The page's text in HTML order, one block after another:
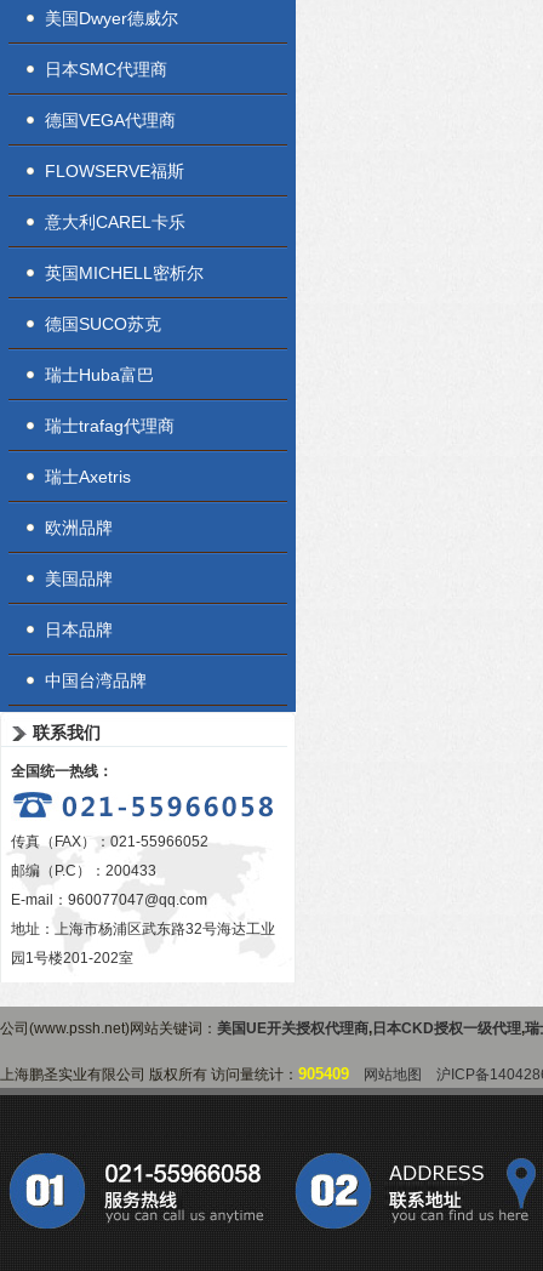
美国Dwyer德威尔
日本SMC代理商
德国VEGA代理商
FLOWSERVE福斯
意大利CAREL卡乐
英国MICHELL密析尔
德国SUCO苏克
瑞士Huba富巴
瑞士trafag代理商
瑞士Axetris
欧洲品牌
美国品牌
日本品牌
中国台湾品牌
联系我们
全国统一热线：
传真（FAX）：021-55966052
邮编（P.C）：200433
E-mail： 960077047@qq.com
地址：上海市杨浦区武东路32号海达工业
园1号楼201-202室
公司(www.pssh.net)网站关键词： 美国UE开关授权代理商, 日本CKD授权一级代理,瑞
上海鹏圣实业有限公司 版权所有 访问量统计： 905409 网站地图 沪ICP备